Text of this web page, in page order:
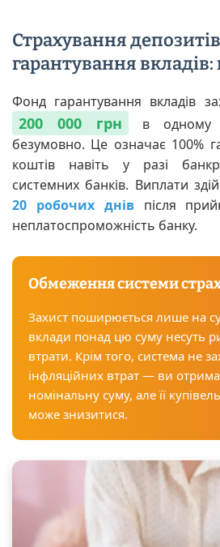
Страхування
гарантування вкладів:
Фонд гарантування вкладів
200 000 грн
в одному
безумовно. Це означає 100%
коштів навіть у разі
системних банків. Виплати
20 робочих днівпісля
неплатоспроможність банку.
Обмеження системи
Захист поширюється лише на
вклади понад цю суму несуть
втрати. Крім того, система не
інфляційних втрат — ви
номінальну суму, але її
може знизитися.